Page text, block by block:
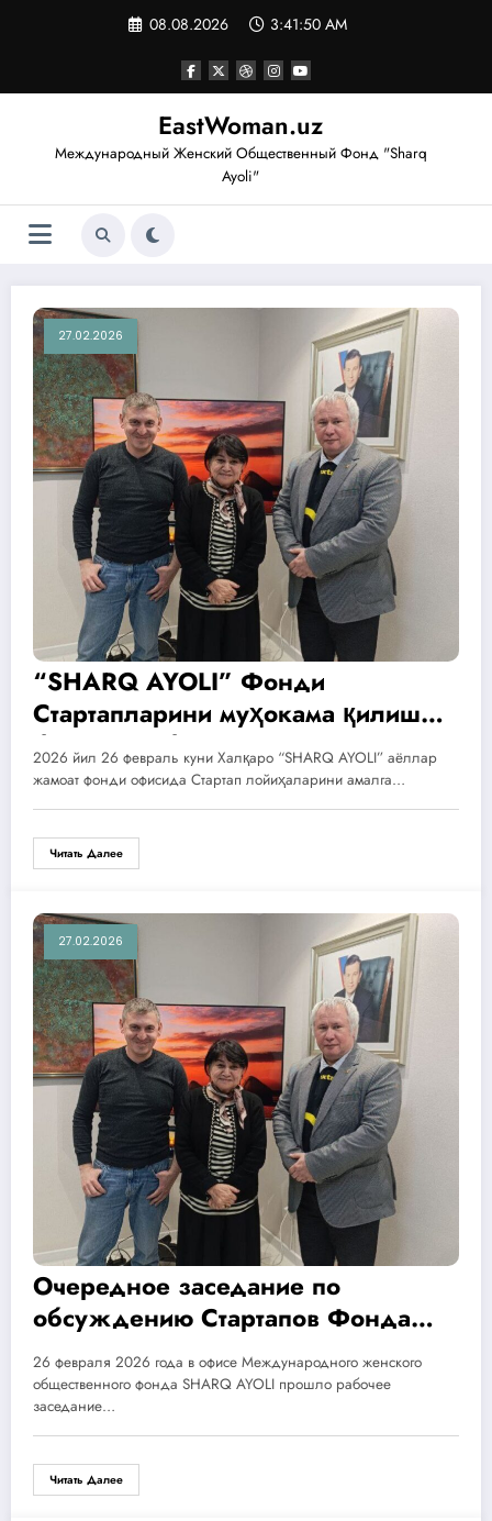
08.08.2026 3:41:51 AM
EastWoman.uz
Международный Женский Общественный Фонд "Sharq
Ayoli"
27.02.2026
“SHARQ AYOLI” Фонди
Стартапларини муҳокама қилиш
бўйича навбатдаги йиғилиши
2026 йил 26 февраль куни Халқаро “SHARQ AYOLI” аёллар
жамоат фонди офисида Стартап лойиҳаларини амалга…
Читать Далее
27.02.2026
Очередное заседание по
обсуждению Стартапов Фонда
SHARQ AYOLI
26 февраля 2026 года в офисе Международного женского
общественного фонда SHARQ AYOLI прошло рабочее
заседание…
Читать Далее